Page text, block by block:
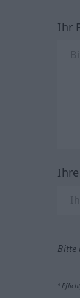
Ihr
Bitte